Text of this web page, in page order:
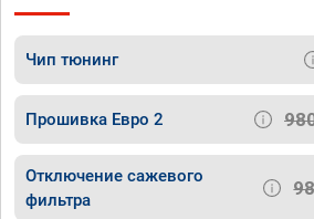
Чип тюнинг
Прошивка Евро 2
Отключение сажевого
фильтра